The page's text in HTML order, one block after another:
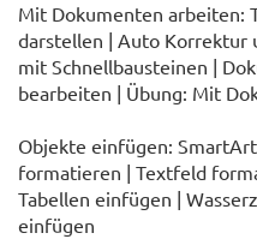
Mit Dokumenten arbeiten:
darstellen | Auto Korrektur
mit Schnellbausteinen |
bearbeiten | Übung: Mit
Objekte einfügen:
formatieren | Textfeld
Tabellen einfügen |
einfügen